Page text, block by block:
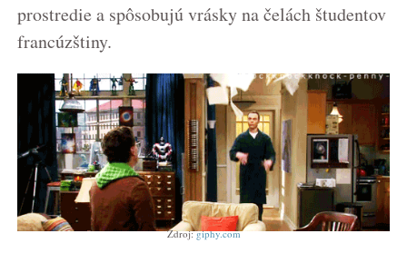
prostredie a spôsobujú vrásky na čelách študentov
francúzštiny.
Zdroj:giphy.com